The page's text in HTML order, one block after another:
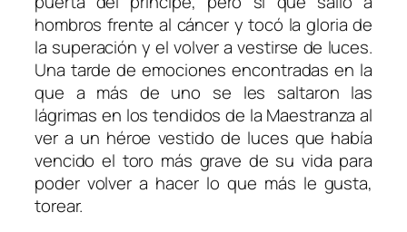
hombros frente al cáncer y tocó la gloria de
la superación y el volver a vestirse de luces.
Una tarde de emociones encontradas en la
que a más de uno se les saltaron las
lágrimas en los tendidos de la Maestranza al
ver a un héroe vestido de luces que había
vencido el toro más grave de su vida para
poder volver a hacer lo que más le gusta,
torear.